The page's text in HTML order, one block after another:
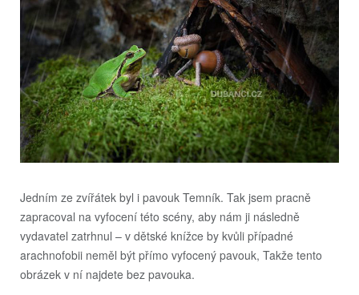
Jedním ze zvířátek byl i pavouk Temník. Tak jsem pracně
zapracoval na vyfocení této scény, aby nám ji následně
vydavatel zatrhnul – v dětské knížce by kvůli případné
arachnofobii neměl být přímo vyfocený pavouk, Takže tento
obrázek v ní najdete bez pavouka.